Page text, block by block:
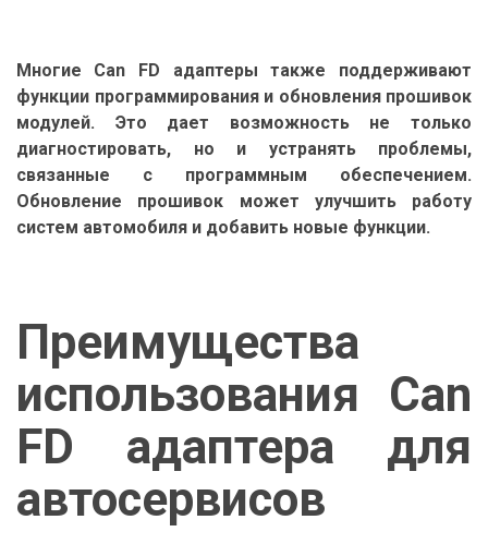
Многие Can FD адаптеры также поддерживают
функции программирования и обновления прошивок
модулей. Это дает возможность не только
диагностировать, но и устранять проблемы,
связанные с программным обеспечением.
Обновление прошивок может улучшить работу
систем автомобиля и добавить новые функции.
Преимущества
использования Can
FD адаптера для
автосервисов